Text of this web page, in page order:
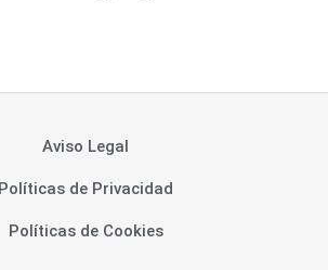
Aviso Legal
Políticas de Privacidad
Políticas de Cookies